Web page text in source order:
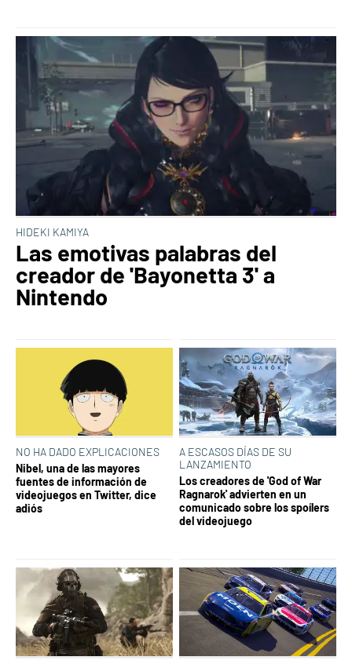
HIDEKI KAMIYA
Las emotivas palabras del
creador de 'Bayonetta 3' a
Nintendo
NO HA DADO EXPLICACIONES
Nibel, una de las mayores
fuentes de información de
videojuegos en Twitter, dice
adiós
A ESCASOS DÍAS DE SU
LANZAMIENTO
Los creadores de 'God of War
Ragnarok' advierten en un
comunicado sobre los spoílers
del videojuego